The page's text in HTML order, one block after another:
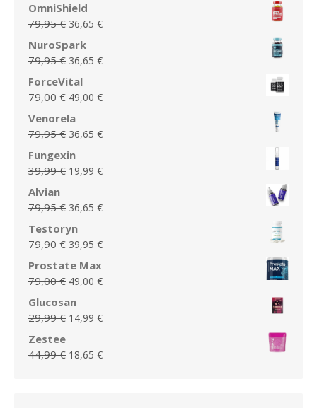
OmniShield
79,95€ Le
prix
initial
était :
79,95 €.
36,65 €Le
actuel
NuroSpark
79,95€ Le
prix
initial
était :
79,95 €.
36,65 €Le
actuel
ForceVital
79,00€ Le
prix
initial
était :
79,00 €.
49,00 €Le
actuel
Venorela
79,95€ Le
prix
initial
était :
36,65 €Le
actuel
Fungexin
39,99€ Le
initial
était :
39,99 €.
19,99 €Le
actuel
Alvian
79,95€ Le
initial
était :
79,95 €.
36,65 €Le
actuel
Testoryn
79,90€ Le
prix
initial
était :
79,90 €.
39,95 €Le
actuel
Prostate Max
79,00€ Le
initial
était :
49,00 €Le
actuel
Glucosan
29,99€ Le
initial
était :
14,99 €Le
actuel
Zestee
44,99€ Le
18,65 €Le